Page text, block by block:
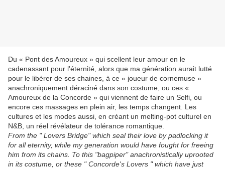
Du « Pont des Amoureux » qui scellent leur amour en le
cadenassant pour l'éternité, alors que ma génération aurait lutté
pour le libérer de ses chaines, à ce « joueur de cornemuse »
anachroniquement déraciné dans son costume, ou ces «
Amoureux de la Concorde » qui viennent de faire un Selfi, ou
encore ces massages en plein air, les temps changent. Les
cultures et les modes aussi, en créant un melting-pot culturel en
N&B, un réel révélateur de tolérance romantique.
From the " Lovers Bridge" which seal their love by padlocking it
for all eternity, while my generation would have fought for freeing
him from its chains. To this "bagpiper" anachronistically uprooted
in its costume, or these " Concorde's Lovers " which have just